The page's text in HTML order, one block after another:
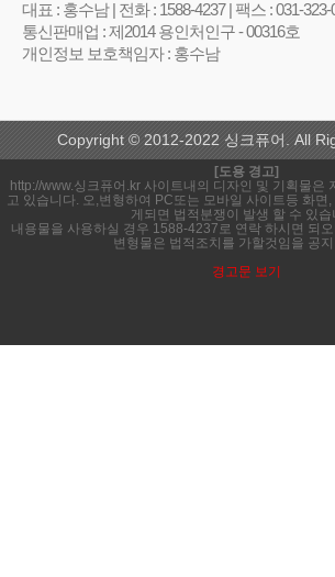
대표 : 홍수남 | 전화 : 1588-4237 | 팩스 : 031-323-
통신판매업 : 제2014 용인처인구 - 00316호
개인정보 보호책임자 : 홍수남
Copyright © 2012-2022 싱크퓨어. All
[도용 경고]
http://www.싱크퓨어.kr 사이트내의 디자인 및 기획물은
고 있습니다. 오,변형하여 PC또는 모바일 사이트등 화면
게되면 법적분쟁이 발생 할 수 있습
내용물을 사용하실 경우 1588-4237로 연락 하시면 되
변형물은 법적조치를 가할것임을 공
경고문 보기